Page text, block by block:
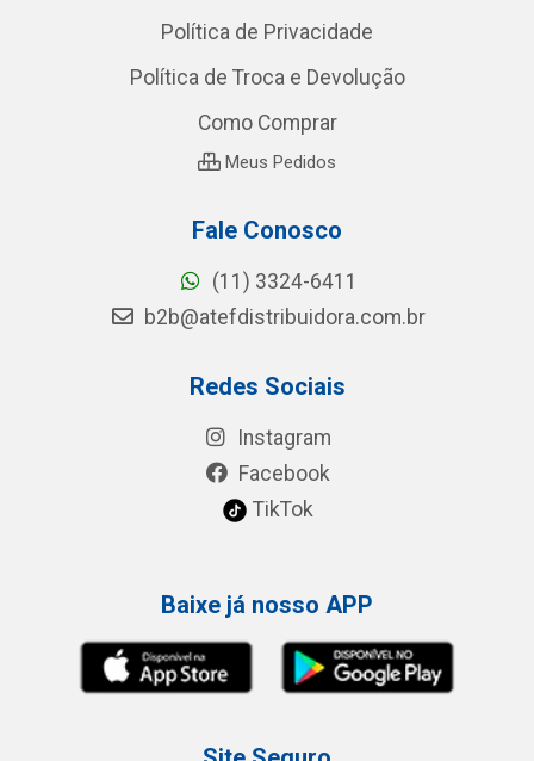
Política de Privacidade
Política de Troca e Devolução
Como Comprar
Meus Pedidos
Fale Conosco
(11) 3324-6411
b2b@atefdistribuidora.com.br
Redes Sociais
Instagram
Facebook
TikTok
Baixe já nosso APP